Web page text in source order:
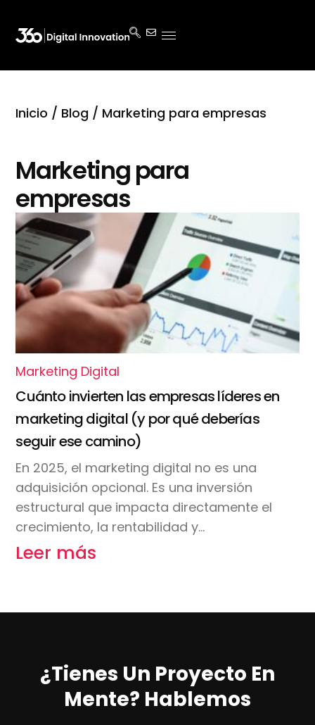
Inicio / Blog / Marketing para empresas
Marketing para
empresas
Marketing Digital
Cuánto invierten las empresas líderes en
marketing digital (y por qué deberías
seguir ese camino)
En 2025, el marketing digital no es una
adquisición opcional. Es una inversión
estructural que impacta directamente el
crecimiento, la rentabilidad y…
Leer más
¿Tienes Un Proyecto En
Mente? Hablemos